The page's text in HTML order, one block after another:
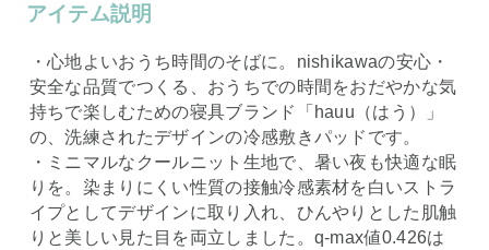
アイテム説明
・心地よいおうち時間のそばに。nishikawaの安心・
安全な品質でつくる、おうちでの時間をおだやかな気
持ちで楽しむための寝具ブランド「hauu（はう）」
の、洗練されたデザインの冷感敷きパッドです。
・ミニマルなクールニット生地で、暑い夜も快適な眠
りを。染まりにくい性質の接触冷感素材を白いストラ
イプとしてデザインに取り入れ、ひんやりとした肌触
りと美しい見た目を両立しました。q-max値0.426は